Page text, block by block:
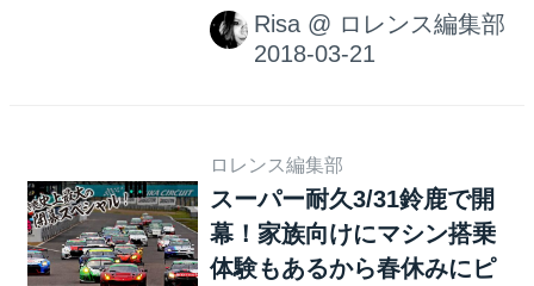
SPORTS ASSOCIATION / 日
本アクションスポーツ連盟）
ートボード、 スノーボード
等）で活躍したライダー、 ア
クションスポーツの発展に貢
献した人物や、 イベント、 団
Risa @ ロレンス編集部
ロレンス編集部
スーパー耐久3/31鈴鹿で開
幕！家族向けにマシン搭乗
体験もあるから春休みにピ